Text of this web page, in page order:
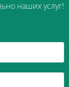
наших услуг!